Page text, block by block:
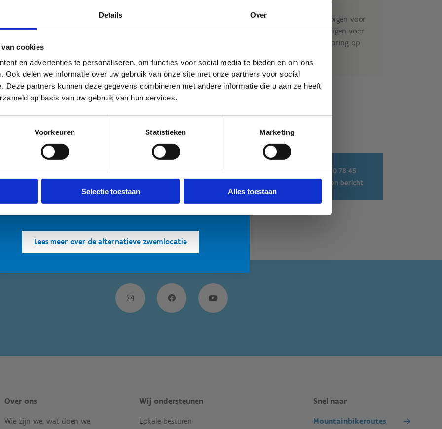
Details Over
cookies
en advertenties te personaliseren, om functies voor social media te bieden en om ons
Ook delen we informatie over uw gebruik van onze site met onze partners voor social
Deze partners kunnen deze gegevens combineren met andere informatie die u aan ze heeft
op basis van uw gebruik van hun services.
Voorkeuren Statistieken Marketing
Selectie toestaan Alles toestaan
in de watersportbaan
🚫 Helaas is er blauwalg vastgesteld in onze watersportbaan. Dit
dat er vanaf nu een recreatieverbod geldt. 🛶 Roeien, kajakken
en zeilen wordt afgeraden, maar kunnen mits volgende
• Handen wassen en ontsmetten na elke training. •
voor personen met een zwakke gezondheid. Voor de
openwaterzwemmers is er een alternatieve zwemlocatie voorzien.
Bedankt voor jullie begrip! 💙
Lees meer over de alternatieve zwemlocatie
combinatie van beide: jullie kiezen de activiteit, wij zorgen voor
een programma op maat. Onze ervaren begeleiders zorgen voor
een veilige, toegankelijke en vooral plezierige sportervaring op
Contacteer ons
+32 3 860 78 45
Stuur een bericht
Over ons
Wie zijn we, wat doen we
Wij ondersteunen
Lokale besturen
Snel naar
Mountainbikeroutes